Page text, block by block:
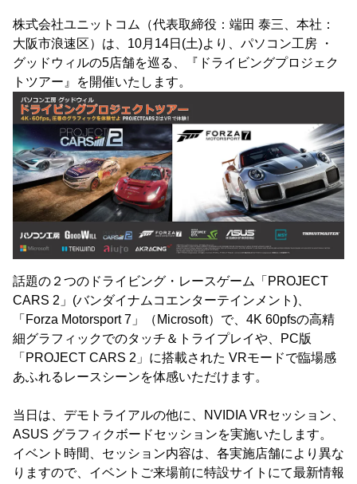
株式会社ユニットコム（代表取締役：端田 泰三、本社：
大阪市浪速区）は、10月14日(土)より、パソコン工房 ・
グッドウィルの5店舗を巡る、『ドライビングプロジェク
トツアー』を開催いたします。
話題の２つのドライビング・レースゲーム「PROJECT
CARS 2」(バンダイナムコエンターテインメント)、
「Forza Motorsport 7」（Microsoft）で、4K 60pfsの高精
細グラフィックでのタッチ＆トライプレイや、PC版
「PROJECT CARS 2」に搭載された VRモードで臨場感
あふれるレースシーンを体感いただけます。
当日は、デモトライアルの他に、NVIDIA VRセッション、
ASUS グラフィクボードセッションを実施いたします。
イベント時間、セッション内容は、各実施店舗により異な
りますので、イベントご来場前に特設サイトにて最新情報